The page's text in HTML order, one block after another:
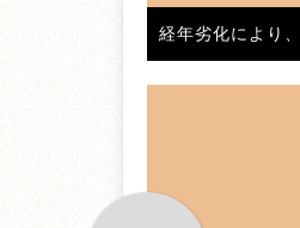
経年劣化により